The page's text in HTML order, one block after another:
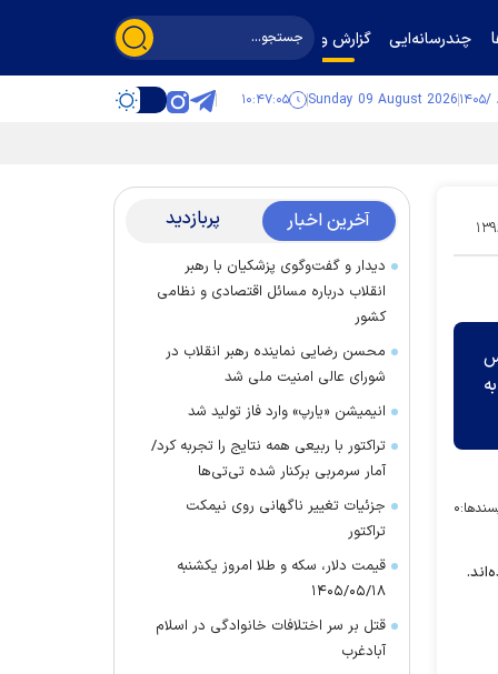
چندرسانه‌ایی گزارش و گفت‌وگو
Sunday 09 August 2026 ۱۰:۴۷:۰۵
۰۱
۰
آخرین اخبار پربازدید
دیدار و گفت‌وگوی پزشکیان با رهبر
انقلاب درباره مسائل اقتصادی و نظامی
کشور
محسن رضایی نماینده رهبر انقلاب در
شورای عالی امنیت ملی شد
انیمیشن «یارپ» وارد فاز تولید شد
تراکتور با ربیعی همه نتایج را تجربه کرد/
آمار سرمربی برکنار شده تی‌تی‌ها
جزئیات تغییر ناگهانی روی نیمکت
تراکتور
قیمت دلار، سکه و طلا امروز یکشنبه
۱۴۰۵/۰۵/۱۸
قتل بر سر اختلافات خانوادگی در اسلام
آبادغرب